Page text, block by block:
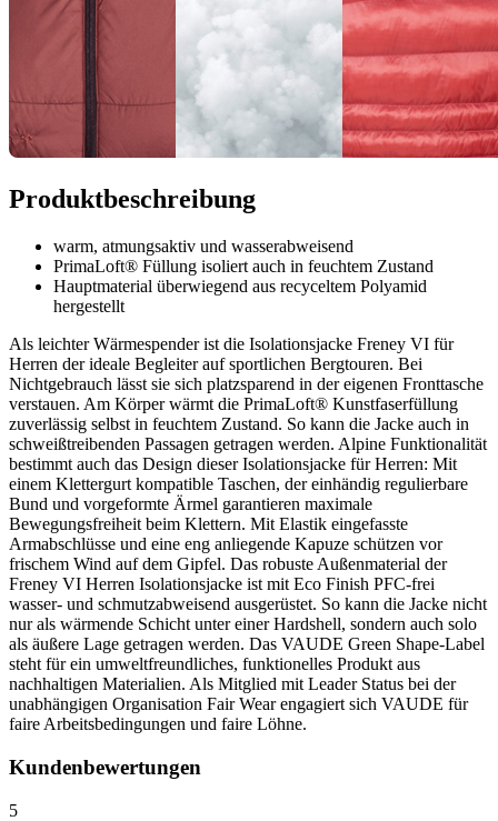
Produktbeschreibung
warm, atmungsaktiv und wasserabweisend
PrimaLoft® Füllung isoliert auch in feuchtem Zustand
Hauptmaterial überwiegend aus recyceltem Polyamid
hergestellt
Als leichter Wärmespender ist die Isolationsjacke Freney VI für
Herren der ideale Begleiter auf sportlichen Bergtouren. Bei
Nichtgebrauch lässt sie sich platzsparend in der eigenen Fronttasche
verstauen. Am Körper wärmt die PrimaLoft® Kunstfaserfüllung
zuverlässig selbst in feuchtem Zustand. So kann die Jacke auch in
schweißtreibenden Passagen getragen werden. Alpine Funktionalität
bestimmt auch das Design dieser Isolationsjacke für Herren: Mit
einem Klettergurt kompatible Taschen, der einhändig regulierbare
Bund und vorgeformte Ärmel garantieren maximale
Bewegungsfreiheit beim Klettern. Mit Elastik eingefasste
Armabschlüsse und eine eng anliegende Kapuze schützen vor
frischem Wind auf dem Gipfel. Das robuste Außenmaterial der
Freney VI Herren Isolationsjacke ist mit Eco Finish PFC-frei
wasser- und schmutzabweisend ausgerüstet. So kann die Jacke nicht
nur als wärmende Schicht unter einer Hardshell, sondern auch solo
als äußere Lage getragen werden. Das VAUDE Green Shape-Label
steht für ein umweltfreundliches, funktionelles Produkt aus
nachhaltigen Materialien. Als Mitglied mit Leader Status bei der
unabhängigen Organisation Fair Wear engagiert sich VAUDE für
faire Arbeitsbedingungen und faire Löhne.
Kundenbewertungen
5